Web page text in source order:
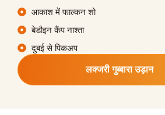
आकाश में फाल्कन शो
बेडौइन कैंप नाश्ता
दुबई से पिकअप
लक्जरी गुब्बारा उड़ान